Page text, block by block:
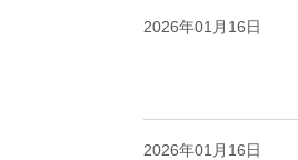
2026年01月16日
2026年01月16日